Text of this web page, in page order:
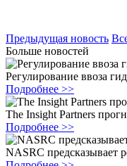
Предыдущая новость
Больше новостей
Регулирование ввоза
Подробнее >>
The Insight Partners
Подробнее >>
NASRC предсказывает